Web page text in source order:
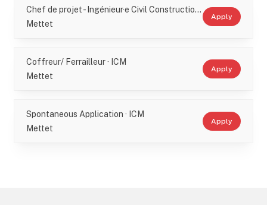
Chef de projet - Ingénieur·e Civil Construction · ICM
Mettet
Apply
Coffreur/ Ferrailleur · ICM
Mettet
Apply
Spontaneous Application · ICM
Mettet
Apply